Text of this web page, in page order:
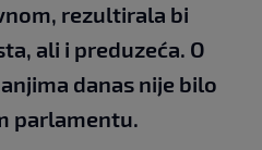
rezultirala bi
ali i preduzeća. O
danas nije bilo
parlamentu.